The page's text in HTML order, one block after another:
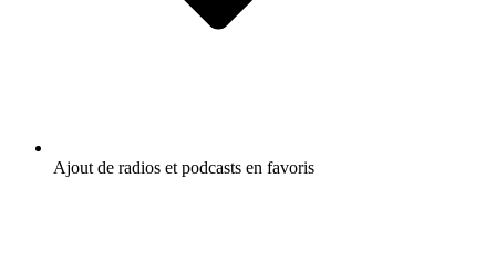
Ajout de radios et podcasts en favoris